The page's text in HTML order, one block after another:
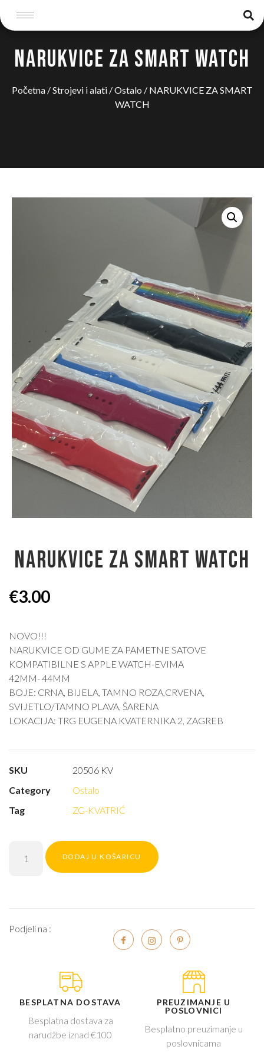
NARUKVICE ZA SMART WATCH
Početna/Strojevi i alati/Ostalo / NARUKVICE ZA SMART
WATCH
NARUKVICE ZA SMART WATCH
€3.00
NOVO!!!
NARUKVICE OD GUME ZA PAMETNE SATOVE
KOMPATIBILNE S APPLE WATCH-EVIMA
42MM- 44MM
BOJE: CRNA, BIJELA, TAMNO ROZA,CRVENA,
SVIJETLO/TAMNO PLAVA, ŠARENA
LOKACIJA: TRG EUGENA KVATERNIKA 2, ZAGREB
SKU
20506 KV
Category
Ostalo
Tag
ZG-KVATRIĆ
DODAJ U KOŠARICU
Podjeli na :
BESPLATNA DOSTAVA
Besplatna dostava za
narudžbe iznad €100
PREUZIMANJE U
POSLOVNICI
Besplatno preuzimanje u
poslovnicama